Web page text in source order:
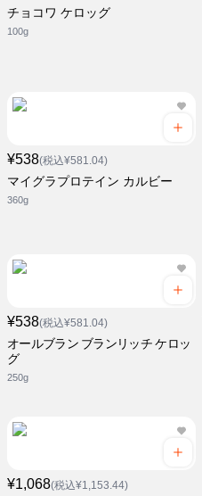
チョコワ ケロッグ
100g
¥538(税込¥581.04)
マイグラプロテイン カルビー
360g
¥538(税込¥581.04)
オールブラン ブランリッチ ケロッ
グ
250g
¥1,068(税込¥1,153.44)